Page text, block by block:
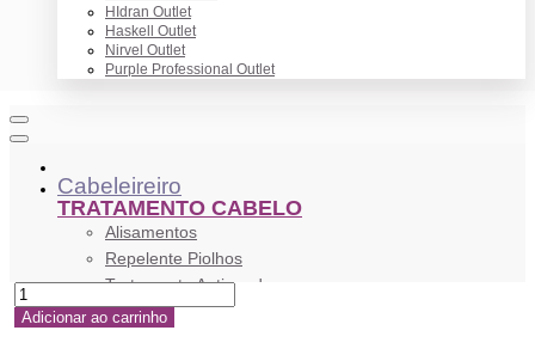
HIdran Outlet
Haskell Outlet
Nirvel Outlet
Purple Professional Outlet
Cabeleireiro
TRATAMENTO CABELO
Alisamentos
Repelente Piolhos
Tratamento Antiqueda
Tratamento Anticaspa
Adicionar ao carrinho